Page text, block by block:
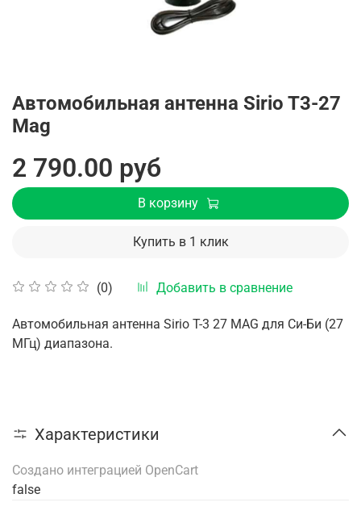
Автомобильная антенна Sirio T3-27
Mag
(0) Добавить в сравнение
2 790.00 руб
В корзину
Купить в 1 клик
Автомобильная антенна Sirio T-3 27 MAG для Си-Би (27
МГц) диапазона.
Характеристики
Создано интеграцией OpenCart
false